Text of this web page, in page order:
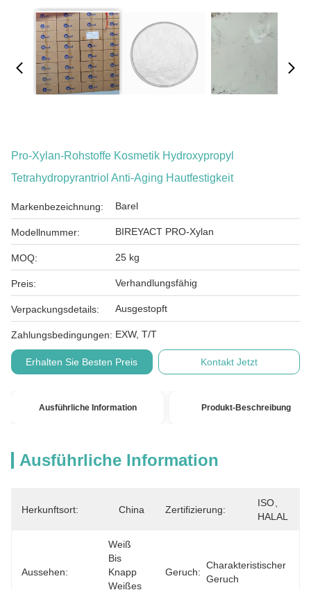
Pro-Xylan-Rohstoffe Kosmetik Hydroxypropyl
Tetrahydropyrantriol Anti-Aging Hautfestigkeit
Markenbezeichnung: Barel
Modellnummer: BIREYACT PRO-Xylan
MOQ: 25 kg
Preis: Verhandlungsfähig
Verpackungsdetails: Ausgestopft
Zahlungsbedingungen: EXW, T/T
Erhalten Sie Besten Preis Kontakt Jetzt
Ausführliche Information Produkt-Beschreibung
Ausführliche Information
Herkunftsort: China Zertifizierung:
ISO、
HALAL
Aussehen:
Weiß
Bis
Knapp
Weißes
Geruch:
Charakteristischer
Geruch